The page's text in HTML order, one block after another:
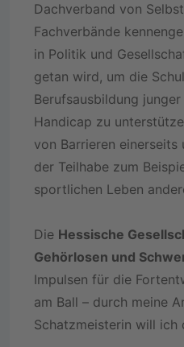
Dachverband von
Fachverbände
in Politik und
getan wird, um die
Berufsausbildung
Handicap zu
von Barrieren
der Teilhabe zum
sportlichen Leben
Die Hessische
Gehörlosen und
Impulsen für die
am Ball – durch meine
Schatzmeisterin will ich